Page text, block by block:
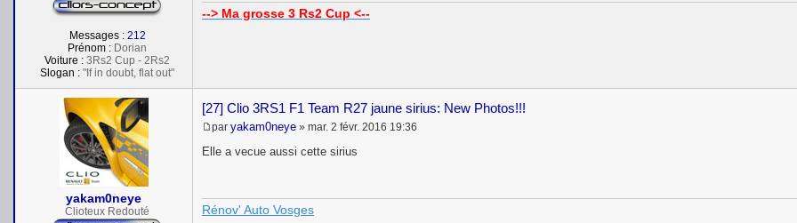
Messages : 212
Prénom : Dorian
Voiture : 3Rs2 Cup - 2Rs2
Slogan : "If in doubt, flat out"
e
--> Ma grosse 3 Rs2 Cup <--
yakam0neye
Clioteux Redouté
[27] Clio 3RS1 F1 Team R27 jaune sirius: New Photos!!!
M
e
g
e
par yakam0neye » mar. 2 févr. 2016 19:36
Elle a vecue aussi cette sirius
Rénov' Auto Vosges